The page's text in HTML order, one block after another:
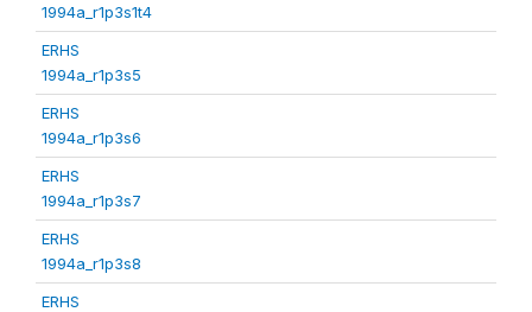
1994a_r1p3s1t4
ERHS
1994a_r1p3s5
ERHS
1994a_r1p3s6
ERHS
1994a_r1p3s7
ERHS
1994a_r1p3s8
ERHS